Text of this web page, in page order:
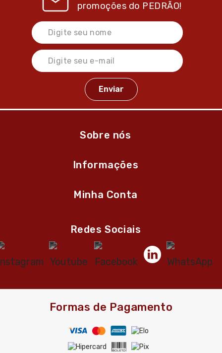
promoções do PEDRÃO!
Sobre nós
Informações
Minha Conta
Redes Sociais
Formas de Pagamento